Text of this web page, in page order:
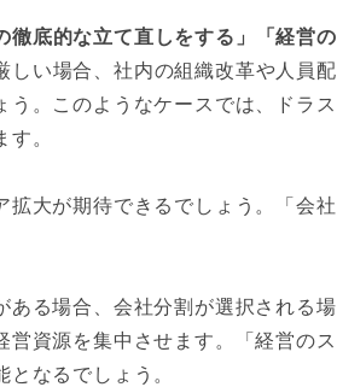
徹底的な立て直しをする」「経営の
しい場合、社内の組織改革や人員配
。このようなケースでは、ドラス
。
大が期待できるでしょう。「会社
ある場合、会社分割が選択される場
資源を集中させます。「経営のス
なるでしょう。